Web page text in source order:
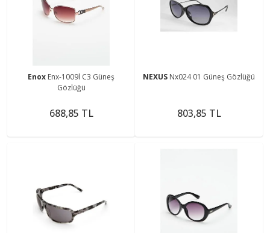
Enox Enx-1009l C3 Güneş
Gözlüğü
688,85 TL
NEXUS Nx024 01 Güneş Gözlüğü
803,85 TL